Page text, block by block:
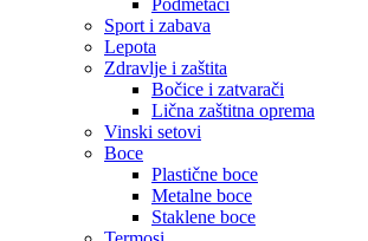
Podmetači
Sport i zabava
Lepota
Zdravlje i zaštita
Bočice i zatvarači
Lična zaštitna oprema
Vinski setovi
Boce
Plastične boce
Metalne boce
Staklene boce